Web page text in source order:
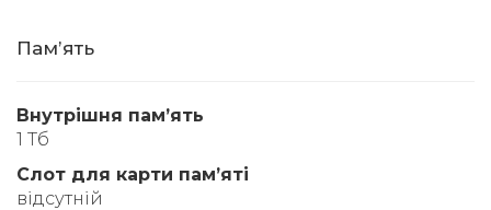
Памʼять
Внутрішня памʼять
1 Тб
Слот для карти памʼяті
відсутній